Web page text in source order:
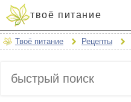
твоё питание
Твоё питание Рецепты